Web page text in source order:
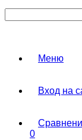
Меню
Вход на
0